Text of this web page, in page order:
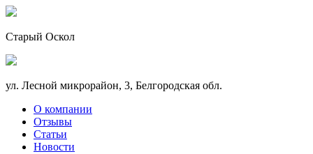
Старый Оскол
ул. Лесной микрорайон, 3, Белгородская обл.
О компании
Отзывы
Статьи
Новости